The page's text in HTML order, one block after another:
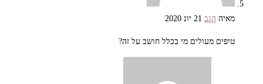
מאיה הגב 21 יונ 2020
טיפים מעולים מי בכלל חושב על זה?